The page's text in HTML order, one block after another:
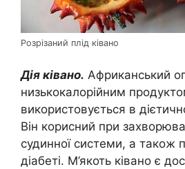
Розрізаний плід ківано
Дія ківано. Африканський
низькокалорійним
використовується в
Він корисний при
судинної системи, а також
діабеті. М’якоть ківано є